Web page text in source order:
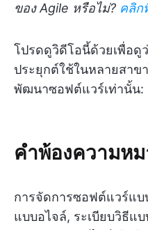
ของ Agile หรือไม่? คลิก
โปรดดูวิดีโอนี้ด้วยเพื่อดู
ประยุกต์ใช้ในหลายสาข
พัฒนาซอฟต์แวร์เท่านั้น:
คำพ้องความห
การจัดการซอฟต์แวร์แบ
แบบอไจล์, ระเบียบวิธีแ